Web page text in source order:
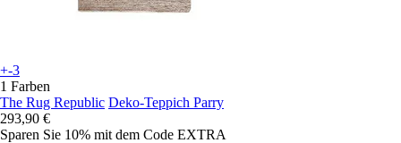
+-3
1 Farben
The Rug Republic Deko-Teppich Parry
293,90 €
Sparen Sie 10% mit dem Code EXTRA